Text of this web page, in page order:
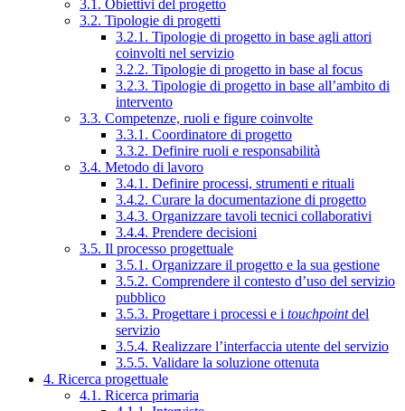
3.1. Obiettivi del progetto
3.2. Tipologie di progetti
3.2.1. Tipologie di progetto in base agli attori
coinvolti nel servizio
3.2.2. Tipologie di progetto in base al focus
3.2.3. Tipologie di progetto in base all’ambito di
intervento
3.3. Competenze, ruoli e figure coinvolte
3.3.1. Coordinatore di progetto
3.3.2. Definire ruoli e responsabilità
3.4. Metodo di lavoro
3.4.1. Definire processi, strumenti e rituali
3.4.2. Curare la documentazione di progetto
3.4.3. Organizzare tavoli tecnici collaborativi
3.4.4. Prendere decisioni
3.5. Il processo progettuale
3.5.1. Organizzare il progetto e la sua gestione
3.5.2. Comprendere il contesto d’uso del servizio
pubblico
3.5.3. Progettare i processi e i touchpointdel
servizio
3.5.4. Realizzare l’interfaccia utente del servizio
3.5.5. Validare la soluzione ottenuta
4. Ricerca progettuale
4.1. Ricerca primaria